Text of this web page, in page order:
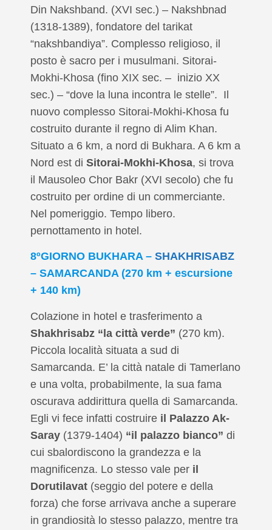
Din Nakshband. (XVI sec.) – Nakshbnad
(1318-1389), fondatore del tarikat
“nakshbandiya”. Complesso religioso, il
posto è sacro per i musulmani. Sitorai-
Mokhi-Khosa (fino XIX sec. – inizio XX
sec.) – “dove la luna incontra le stelle”. Il
nuovo complesso Sitorai-Mokhi-Khosa fu
costruito durante il regno di Alim Khan.
Situato a 6 km, a nord di Bukhara. A 6 km a
Nord est diSitorai-Mokhi-Khosa, si trova
il Mausoleo Chor Bakr (XVI secolo) che fu
costruito per ordine di un commerciante.
Nel pomeriggio. Tempo libero.
pernottamento in hotel.
8ºGIORNO BUKHARA –SHAKHRISABZ
– SAMARCANDA (270 km + escursione
+ 140 km)
Colazione in hotel e trasferimento a
Shakhrisabz “la città verde” (270 km).
Piccola località situata a sud di
Samarcanda. E’ la città natale di Tamerlano
e una volta, probabilmente, la sua fama
oscurava addirittura quella di Samarcanda.
Egli vi fece infatti costruire il Palazzo Ak-
Saray (1379-1404) “il palazzo bianco”di
cui sbalordiscono la grandezza e la
magnificenza. Lo stesso vale per il
Dorutilavat (seggio del potere e della
forza) che forse arrivava anche a superare
in grandiosità lo stesso palazzo, mentre tra